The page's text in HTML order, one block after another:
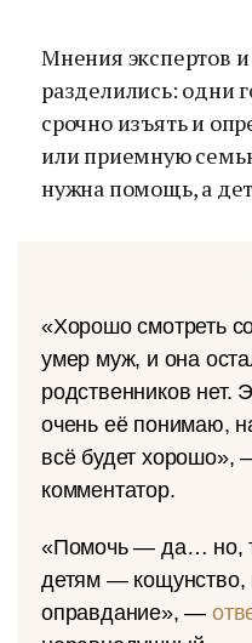
Мнения экспертов
разделились: одни
срочно изъять и
или приемную
нужна помощь, а
«Хорошо смотреть
умер муж, и она
родственников нет.
очень её понимаю,
всё будет хорошо»,
комментатор.
«Помочь — да… но,
детям — кощунство,
оправдание», —